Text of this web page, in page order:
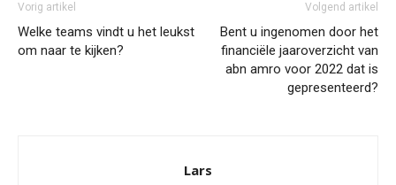
Vorig artikel
Welke teams vindt u het leukst
om naar te kijken?
Volgend artikel
Bent u ingenomen door het
financiële jaaroverzicht van
abn amro voor 2022 dat is
gepresenteerd?
Lars